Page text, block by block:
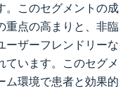
。このセグメントの成
重点の高まりと、非臨
ーザーフレンドリーな
ています。このセグメ
ム環境で患者と効果的